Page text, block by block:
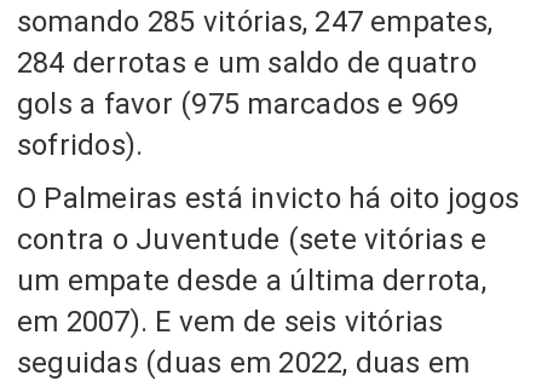
somando 285 vitórias, 247 empates,
284 derrotas e um saldo de quatro
gols a favor (975 marcados e 969
sofridos).
O Palmeiras está invicto há oito jogos
contra o Juventude (sete vitórias e
um empate desde a última derrota,
em 2007). E vem de seis vitórias
seguidas (duas em 2022, duas em